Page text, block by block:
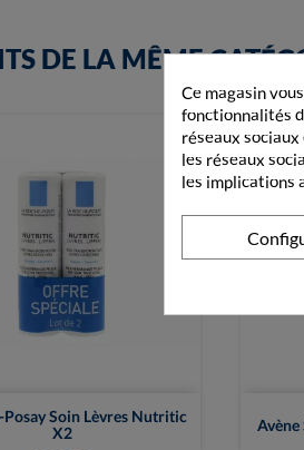
DE LA MÊME
Posay Soin Lèvres Nutritic
X2
Vue rapide
Ce magasin
fonctionnalités
réseaux
les réseaux
les implications